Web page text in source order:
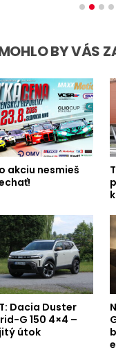
BY VÁS
akciu nesmieš
Dacia Duster
G 150 4×4 –
útok